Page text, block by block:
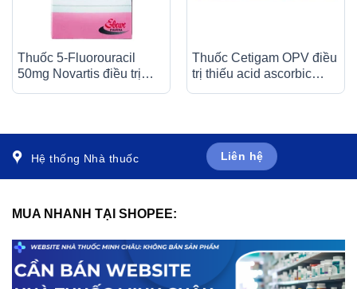
Thuốc 5-Fluorouracil
50mg Novartis điều trị
Thuốc Cetigam OPV điều
trị thiếu acid ascorbic
Hệ thống Nhà thuốc Liên hệ
MUA NHANH TẠI SHOPEE: